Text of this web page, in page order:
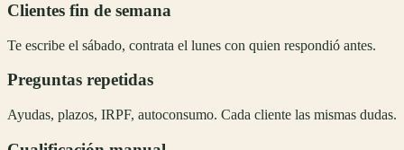
Clientes fin de semana
Te escribe el sábado, contrata el lunes con quien respondió antes.
Preguntas repetidas
Ayudas, plazos, IRPF, autoconsumo. Cada cliente las mismas dudas.